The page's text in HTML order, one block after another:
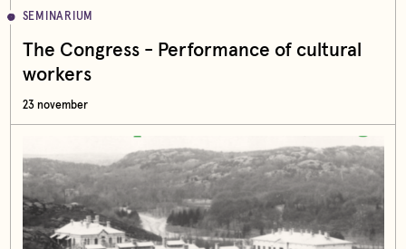
SEMINARIUM
The Congress - Performance of cultural
workers
23 november